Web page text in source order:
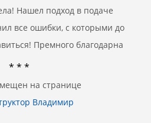
Нашел подход в подаче
все ошибки, с которыми до
Премного благодарна
* * *
на странице
Владимир